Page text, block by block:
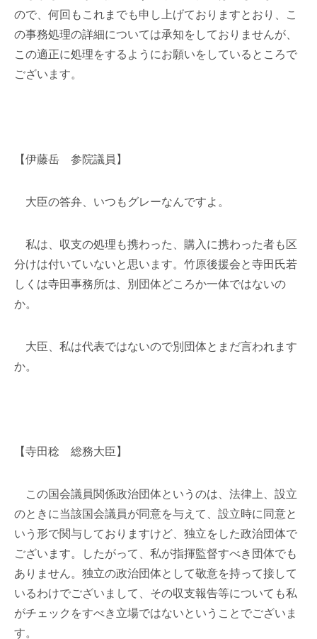
ので、何回もこれまでも申し上げておりますとおり、こ
の事務処理の詳細については承知をしておりませんが、
この適正に処理をするようにお願いをしているところで
ございます。
【伊藤岳 参院議員】
大臣の答弁、いつもグレーなんですよ。
私は、収支の処理も携わった、購入に携わった者も区
分けは付いていないと思います。竹原後援会と寺田氏若
しくは寺田事務所は、別団体どころか一体ではないの
か。
大臣、私は代表ではないので別団体とまだ言われます
か。
【寺田稔 総務大臣】
この国会議員関係政治団体というのは、法律上、設立
のときに当該国会議員が同意を与えて、設立時に同意と
いう形で関与しておりますけど、独立をした政治団体で
ございます。したがって、私が指揮監督すべき団体でも
ありません。独立の政治団体として敬意を持って接して
いるわけでございまして、その収支報告等についても私
がチェックをすべき立場ではないということでございま
す。